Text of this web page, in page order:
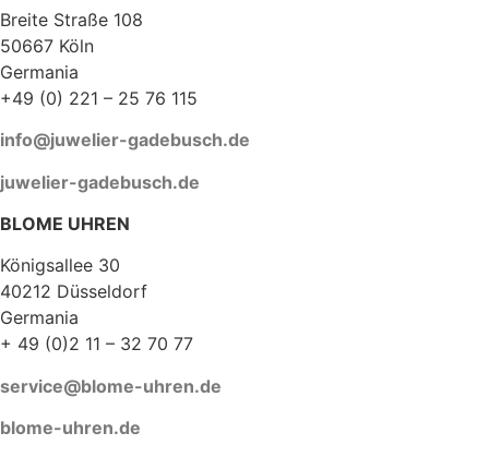
Breite Straße 108
50667 Köln
Germania
+49 (0) 221 – 25 76 115
info@juwelier-gadebusch.de
juwelier-gadebusch.de
BLOME UHREN
Königsallee 30
40212 Düsseldorf
Germania
+ 49 (0)2 11 – 32 70 77
service@blome-uhren.de
blome-uhren.de